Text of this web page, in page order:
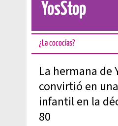
YosStop
¿La cococías?
La hermana de
convirtió en
infantil en la
80